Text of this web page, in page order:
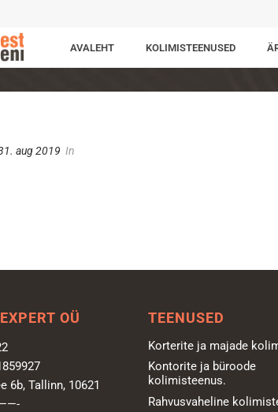
AVALEHT KOLIMISTEENUSED
aug 2019 In
OÜ
6b, Tallinn, 10621
TEENUSED
Korterite ja majade
Kontorite ja büroode
kolimisteenus.
Rahvusvaheline